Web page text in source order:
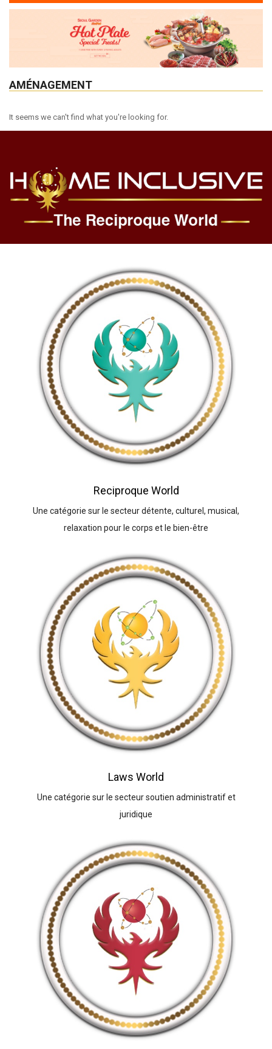
AMÉNAGEMENT
It seems we can't find what you're looking for.
Reciproque World
Une catégorie sur le secteur détente, culturel, musical,
relaxation pour le corps et le bien-être
Laws World
Une catégorie sur le secteur soutien administratif et
juridique